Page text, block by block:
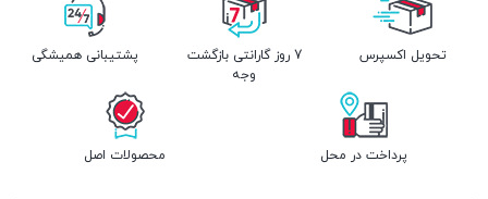
تحویل اکسپرس
7 روز گارانتی بازگشت
وجه
پشتیبانی همیشگی
پرداخت در محل محصولات اصل